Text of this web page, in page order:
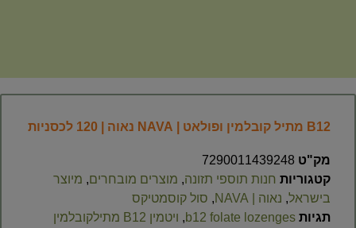
B12 מתיל קובלמין ופולאט | NAVA נאוה | 120 לכסניות
מק"ט 7290011439248
קטגוריות חנות תוספי תזונה, מוצרים מובחרים, מיוצר
בישראל, נאוה | NAVA , סול קוסמטיקס
תגיות b12 folate lozenges
,
ויטמין B12 מתילקובלמין